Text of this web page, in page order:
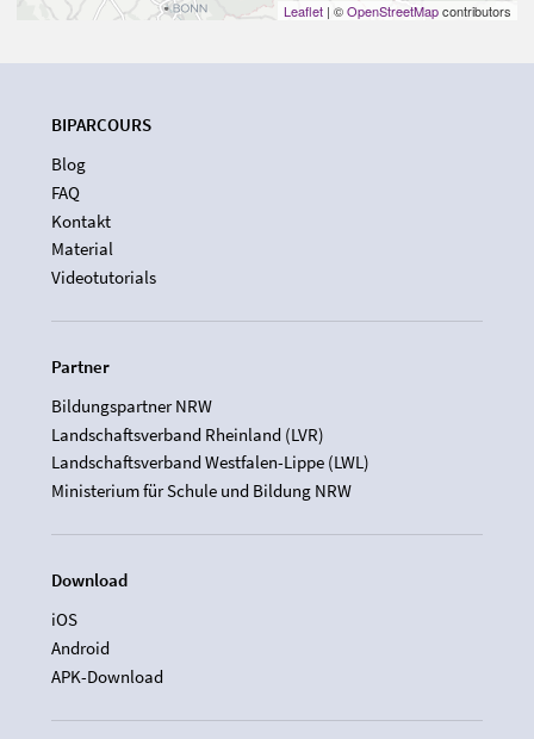
Leaflet | ©OpenStreetMapcontributors
BIPARCOURS
Blog
FAQ
Kontakt
Material
Videotutorials
Partner
Bildungspartner NRW
Landschaftsverband Rheinland (LVR)
Landschaftsverband Westfalen-Lippe (LWL)
Ministerium für Schule und Bildung NRW
Download
iOS
Android
APK-Download